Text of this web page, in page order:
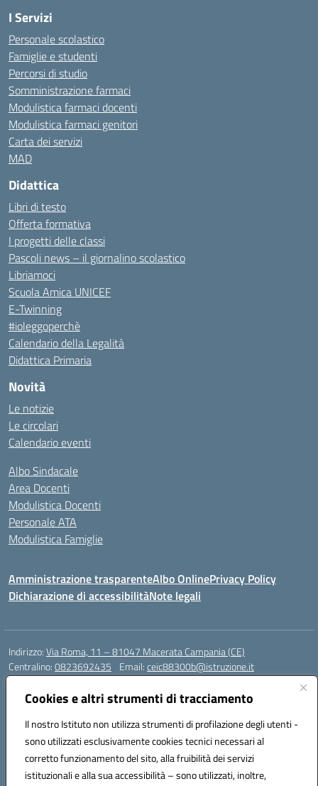
Cookies e altri strumenti di tracciamento
Il nostro Istituto non utilizza strumenti di profilazione degli utenti -
sono utilizzati esclusivamente cookies tecnici necessari al
corretto funzionamento del sito, alla fruibilità dei servizi
istituzionali e alla sua accessibilità – sono utilizzati, inoltre,
I Servizi
Personale scolastico
Famiglie e studenti
Percorsi di studio
Somministrazione farmaci
Modulistica farmaci docenti
Modulistica farmaci genitori
Carta dei servizi
MAD
Didattica
Libri di testo
Offerta formativa
I progetti delle classi
Pascoli news – il giornalino scolastico
Libriamoci
Scuola Amica UNICEF
E-Twinning
#ioleggoperchè
Calendario della Legalità
Didattica Primaria
Novità
Le notizie
Le circolari
Calendario eventi
Albo Sindacale
Area Docenti
Modulistica Docenti
Personale ATA
Modulistica Famiglie
Amministrazione trasparenteAlbo OnlinePrivacy Policy
Dichiarazione di accessibilitàNote legali
Indirizzo:Via Roma, 11 – 81047 Macerata Campania (CE)
Centralino:0823692435 Email:ceic88300b@istruzione.it
Posta elettronica certificata (PEC):
Codice fiscale: 94017830616
Codice meccanografico:CEIC88300B
DPO Esempio Antonio
e-mail: esempioantonio.dpo@gmail.com
Pec: esempioantonio@pec.it